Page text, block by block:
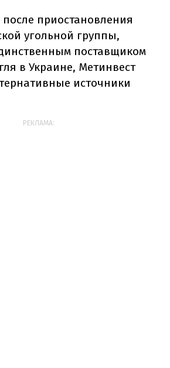
после приостановления
угольной группы,
поставщиком
в Украине, Метинвест
источники
РЕКЛАМА: